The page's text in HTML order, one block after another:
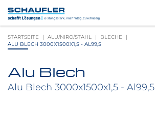
Inhalt
Hauptnavigation
Footernavigation
Logo
Schaufler
verlinkt
zur
STARTSEITE ALU/NIRO/STAHL
BLECHE
ALU BLECH 3000X1500X1,5 - AL99,5
Produktbilder
Alu Blech
Alu Blech 3000x1500x1,5 - Al99,5